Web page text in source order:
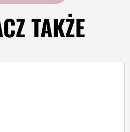
TAKŻE